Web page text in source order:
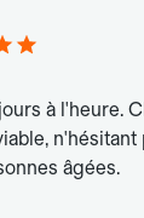
à l'heure.
n'hésitant
âgées.